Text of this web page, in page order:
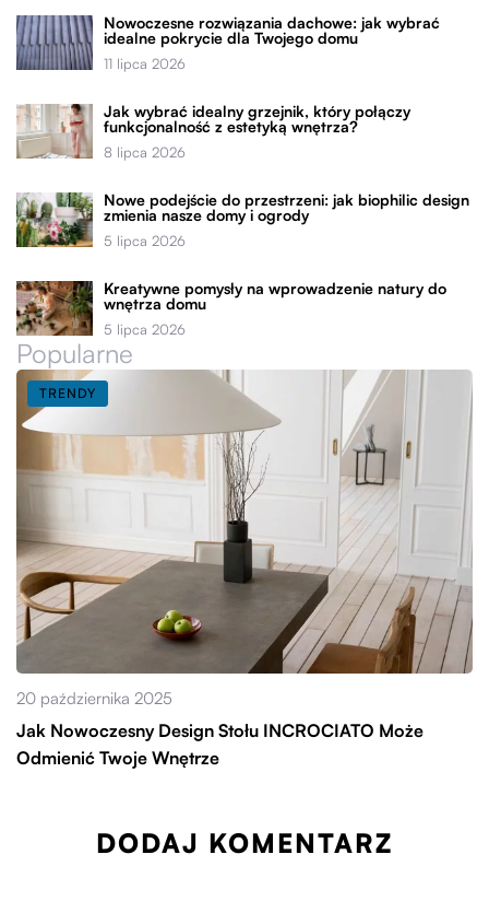
Nowoczesne rozwiązania dachowe: jak wybrać
idealne pokrycie dla Twojego domu
11 lipca 2026
Jak wybrać idealny grzejnik, który połączy
funkcjonalność z estetyką wnętrza?
8 lipca 2026
Nowe podejście do przestrzeni: jak biophilic design
zmienia nasze domy i ogrody
5 lipca 2026
Kreatywne pomysły na wprowadzenie natury do
wnętrza domu
5 lipca 2026
Popularne
TRENDY
20 października 2025
Jak Nowoczesny Design Stołu INCROCIATO Może
Odmienić Twoje Wnętrze
DODAJ KOMENTARZ